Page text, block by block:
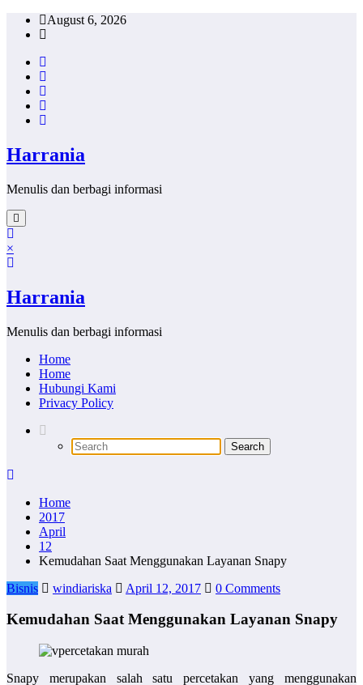
Skip
August 6, 2026
Harrania
Menulis dan berbagi informasi
×
Harrania
Menulis dan berbagi informasi
Home
Home
Hubungi Kami
Privacy Policy
Home
2017
April
12
Kemudahan Saat Menggunakan Layanan Snapy
Bisnis
windiariska April 12, 2017 0 Comments
Kemudahan Saat Menggunakan Layanan Snapy
Snapy merupakan salah satu percetakan yang menggunakan